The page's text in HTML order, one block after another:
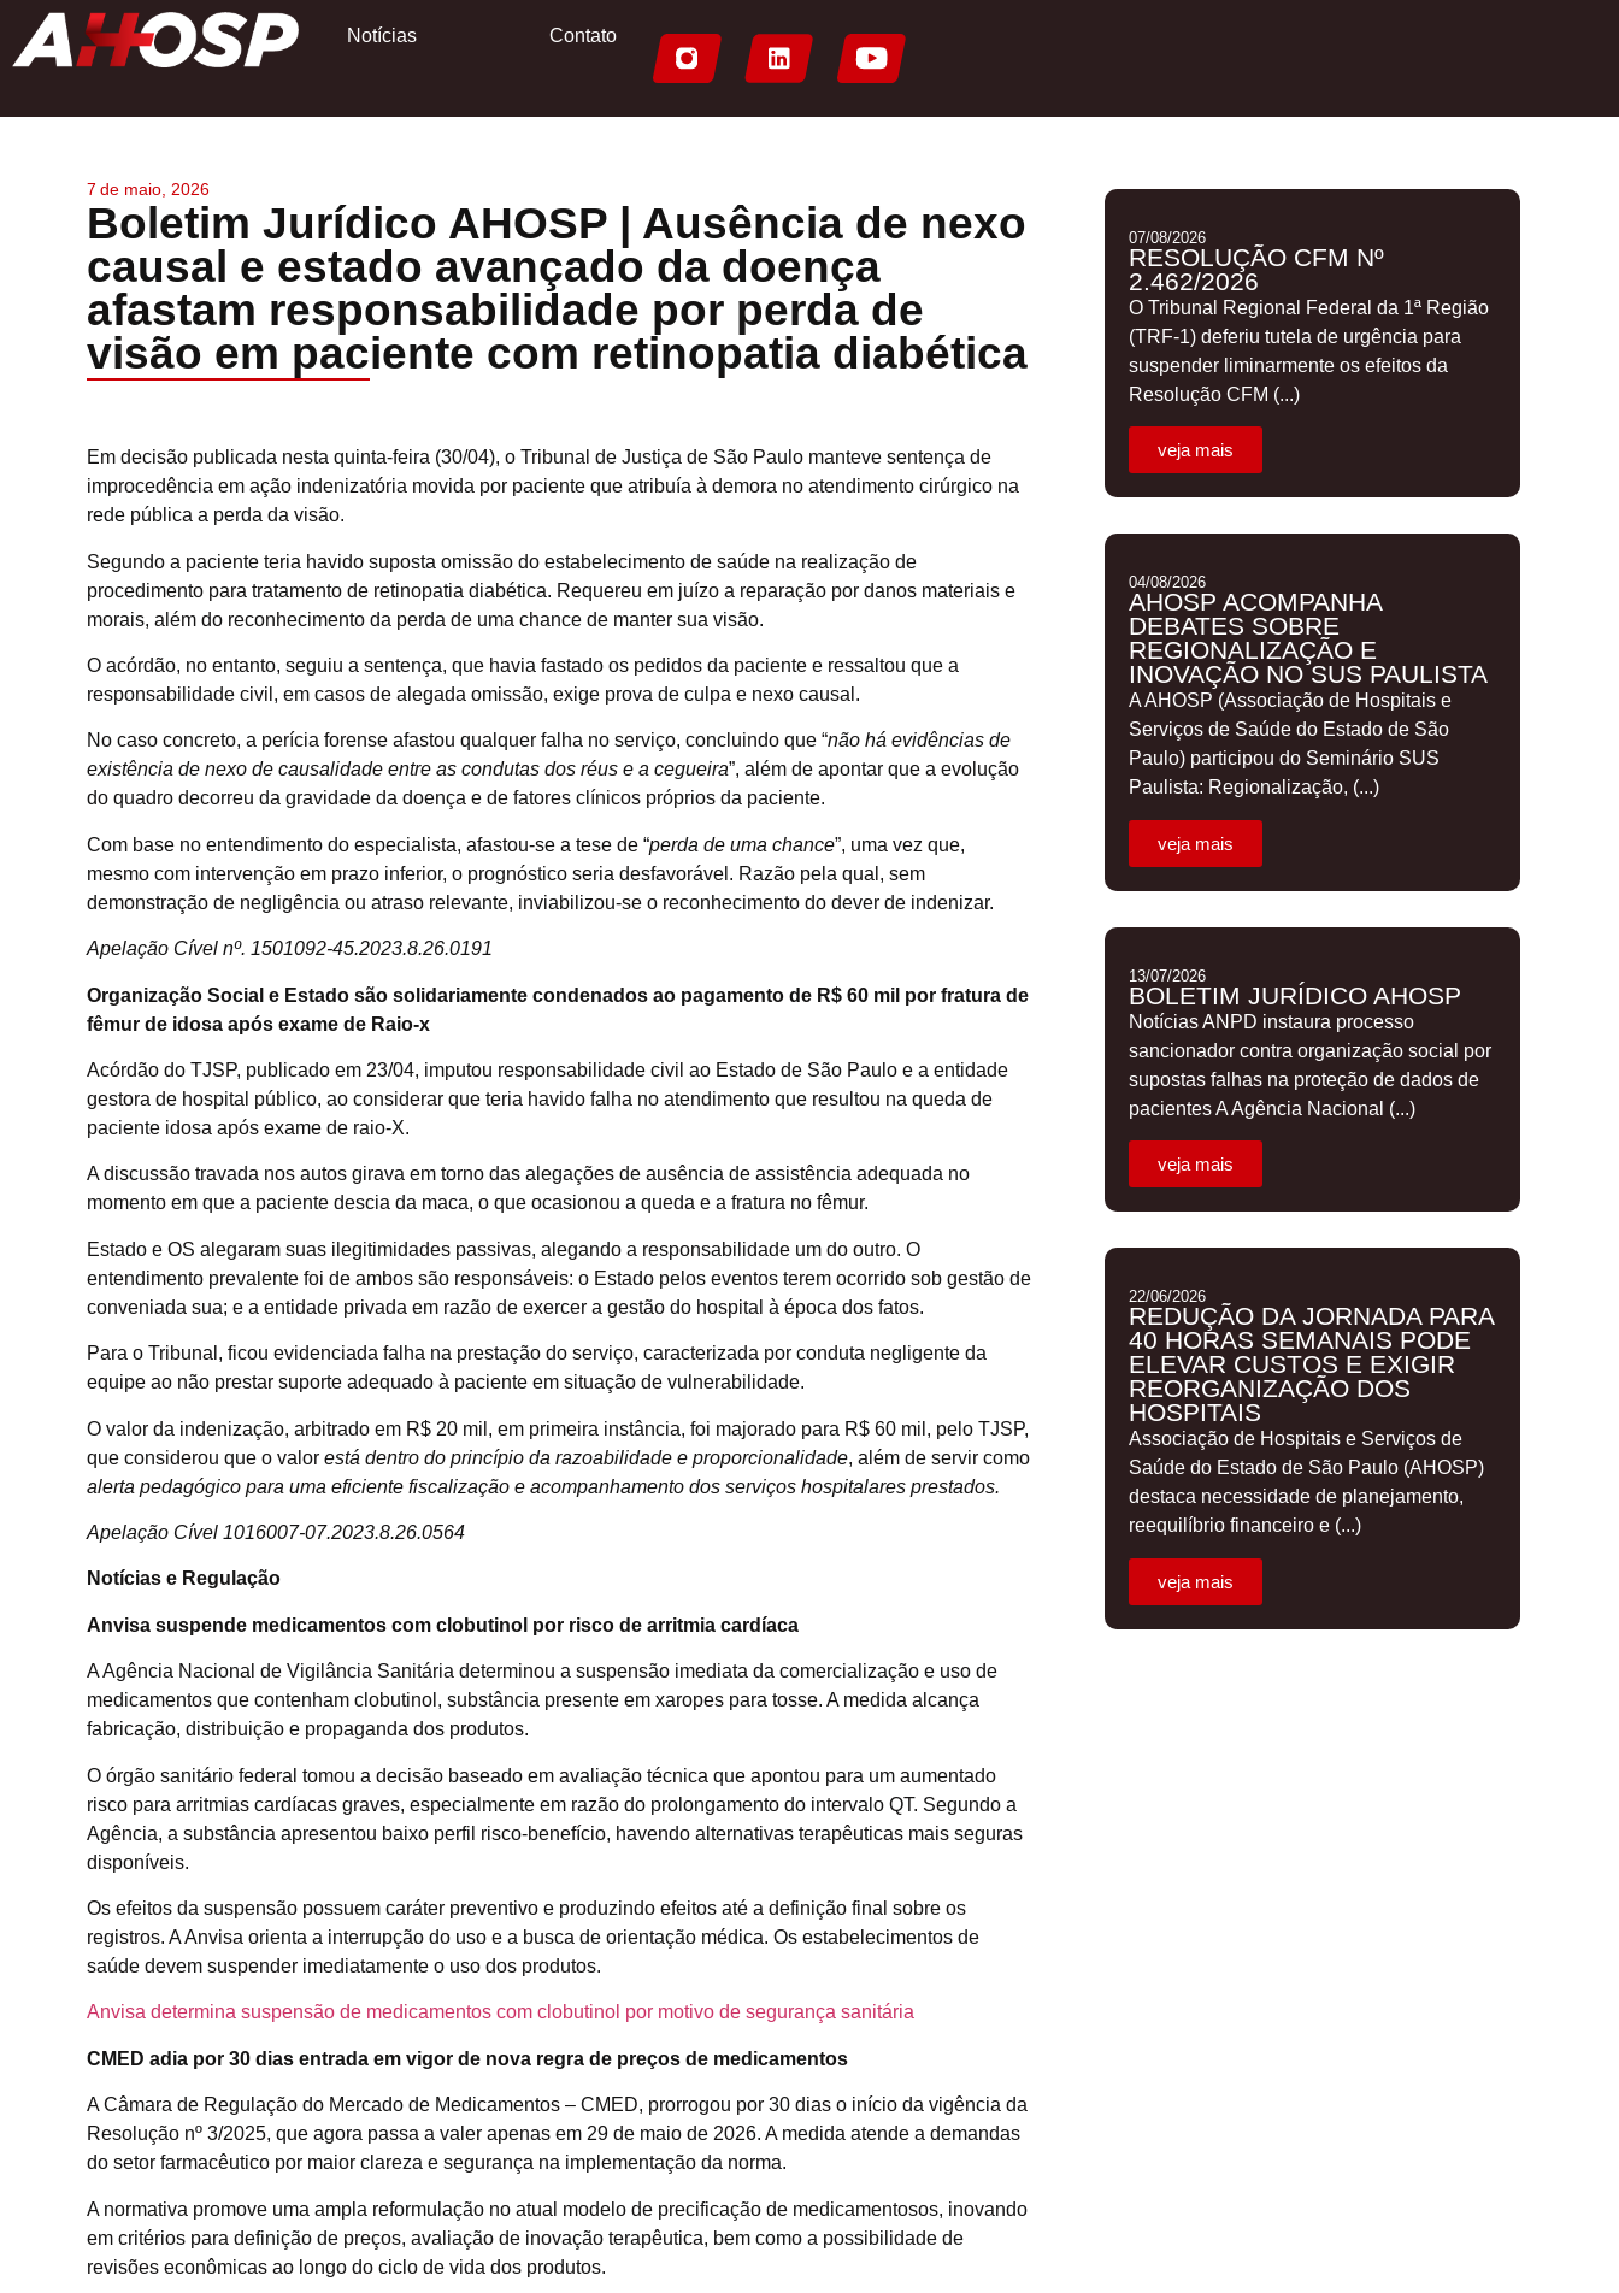
Notícias Contato
7 de maio, 2026
Boletim Jurídico AHOSP | Ausência de nexo
causal e estado avançado da doença
afastam responsabilidade por perda de
visão em paciente com retinopatia diabética
Em decisão publicada nesta quinta-feira (30/04), o Tribunal de Justiça de São Paulo manteve sentença de
improcedência em ação indenizatória movida por paciente que atribuía à demora no atendimento cirúrgico na
rede pública a perda da visão.
Segundo a paciente teria havido suposta omissão do estabelecimento de saúde na realização de
procedimento para tratamento de retinopatia diabética. Requereu em juízo a reparação por danos materiais e
morais, além do reconhecimento da perda de uma chance de manter sua visão.
O acórdão, no entanto, seguiu a sentença, que havia fastado os pedidos da paciente e ressaltou que a
responsabilidade civil, em casos de alegada omissão, exige prova de culpa e nexo causal.
No caso concreto, a perícia forense afastou qualquer falha no serviço, concluindo que “não há evidências de
existência de nexo de causalidade entre as condutas dos réus e a cegueira”, além de apontar que a evolução
do quadro decorreu da gravidade da doença e de fatores clínicos próprios da paciente.
Com base no entendimento do especialista, afastou-se a tese de “perda de uma chance”, uma vez que,
mesmo com intervenção em prazo inferior, o prognóstico seria desfavorável. Razão pela qual, sem
demonstração de negligência ou atraso relevante, inviabilizou-se o reconhecimento do dever de indenizar.
Apelação Cível nº. 1501092-45.2023.8.26.0191
Organização Social e Estado são solidariamente condenados ao pagamento de R$ 60 mil por fratura de
fêmur de idosa após exame de Raio-x
Acórdão do TJSP, publicado em 23/04, imputou responsabilidade civil ao Estado de São Paulo e a entidade
gestora de hospital público, ao considerar que teria havido falha no atendimento que resultou na queda de
paciente idosa após exame de raio-X.
A discussão travada nos autos girava em torno das alegações de ausência de assistência adequada no
momento em que a paciente descia da maca, o que ocasionou a queda e a fratura no fêmur.
Estado e OS alegaram suas ilegitimidades passivas, alegando a responsabilidade um do outro. O
entendimento prevalente foi de ambos são responsáveis: o Estado pelos eventos terem ocorrido sob gestão de
conveniada sua; e a entidade privada em razão de exercer a gestão do hospital à época dos fatos.
Para o Tribunal, ficou evidenciada falha na prestação do serviço, caracterizada por conduta negligente da
equipe ao não prestar suporte adequado à paciente em situação de vulnerabilidade.
O valor da indenização, arbitrado em R$ 20 mil, em primeira instância, foi majorado para R$ 60 mil, pelo TJSP,
que considerou que o valor está dentro do princípio da razoabilidade e proporcionalidade, além de servir como
alerta pedagógico para uma eficiente fiscalização e acompanhamento dos serviços hospitalares prestados.
Apelação Cível 1016007-07.2023.8.26.0564
Notícias e Regulação
Anvisa suspende medicamentos com clobutinol por risco de arritmia cardíaca
A Agência Nacional de Vigilância Sanitária determinou a suspensão imediata da comercialização e uso de
medicamentos que contenham clobutinol, substância presente em xaropes para tosse. A medida alcança
fabricação, distribuição e propaganda dos produtos.
O órgão sanitário federal tomou a decisão baseado em avaliação técnica que apontou para um aumentado
risco para arritmias cardíacas graves, especialmente em razão do prolongamento do intervalo QT. Segundo a
Agência, a substância apresentou baixo perfil risco-benefício, havendo alternativas terapêuticas mais seguras
disponíveis.
Os efeitos da suspensão possuem caráter preventivo e produzindo efeitos até a definição final sobre os
registros. A Anvisa orienta a interrupção do uso e a busca de orientação médica. Os estabelecimentos de
saúde devem suspender imediatamente o uso dos produtos.
Anvisa determina suspensão de medicamentos com clobutinol por motivo de segurança sanitária
CMED adia por 30 dias entrada em vigor de nova regra de preços de medicamentos
A Câmara de Regulação do Mercado de Medicamentos – CMED, prorrogou por 30 dias o início da vigência da
Resolução nº 3/2025, que agora passa a valer apenas em 29 de maio de 2026. A medida atende a demandas
do setor farmacêutico por maior clareza e segurança na implementação da norma.
A normativa promove uma ampla reformulação no atual modelo de precificação de medicamentosos, inovando
em critérios para definição de preços, avaliação de inovação terapêutica, bem como a possibilidade de
revisões econômicas ao longo do ciclo de vida dos produtos.
07/08/2026
RESOLUÇÃO CFM Nº
2.462/2026
O Tribunal Regional Federal da 1ª Região
(TRF-1) deferiu tutela de urgência para
suspender liminarmente os efeitos da
Resolução CFM (...)
veja mais
04/08/2026
AHOSP ACOMPANHA
DEBATES SOBRE
REGIONALIZAÇÃO E
INOVAÇÃO NO SUS PAULISTA
A AHOSP (Associação de Hospitais e
Serviços de Saúde do Estado de São
Paulo) participou do Seminário SUS
Paulista: Regionalização, (...)
veja mais
13/07/2026
BOLETIM JURÍDICO AHOSP
Notícias ANPD instaura processo
sancionador contra organização social por
supostas falhas na proteção de dados de
pacientes A Agência Nacional (...)
veja mais
22/06/2026
REDUÇÃO DA JORNADA PARA
40 HORAS SEMANAIS PODE
ELEVAR CUSTOS E EXIGIR
REORGANIZAÇÃO DOS
HOSPITAIS
Associação de Hospitais e Serviços de
Saúde do Estado de São Paulo (AHOSP)
destaca necessidade de planejamento,
reequilíbrio financeiro e (...)
veja mais